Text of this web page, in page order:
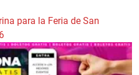
para la Feria de San